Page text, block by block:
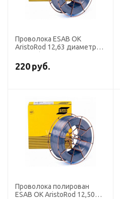
Проволока ESAB OK
AristoRod 12,63 диаметр
аналог СВ-08Г2С)
220 руб.
Проволока полирован
ESAB OK AristoRod 12,50